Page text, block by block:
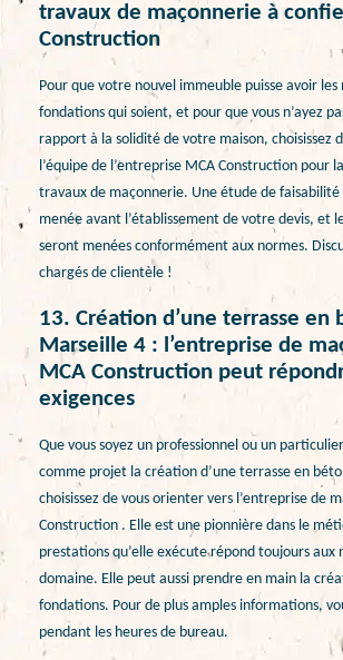
travaux de maçonnerie à
Construction
Pour que votre nouvel immeuble puisse avoir les
fondations qui soient, et pour que vous n’ayez
rapport à la solidité de votre maison, choisissez
l’équipe de l’entreprise MCA Construction pour
travaux de maçonnerie. Une étude de faisabilité
menée avant l’établissement de votre devis, et
seront menées conformément aux normes.
chargés de clientèle !
13. Création d’une terrasse en
Marseille 4 : l’entreprise de
MCA Construction peut
exigences
Que vous soyez un professionnel ou un
comme projet la création d’une terrasse en
choisissez de vous orienter vers l’entreprise de
Construction . Elle est une pionnière dans le
prestations qu’elle exécute répond toujours aux
domaine. Elle peut aussi prendre en main la
fondations. Pour de plus amples informations,
pendant les heures de bureau.